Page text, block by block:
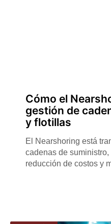
Cómo el
gestión de
y flotillas
El Nearshoring está
cadenas de
reducción de costos y